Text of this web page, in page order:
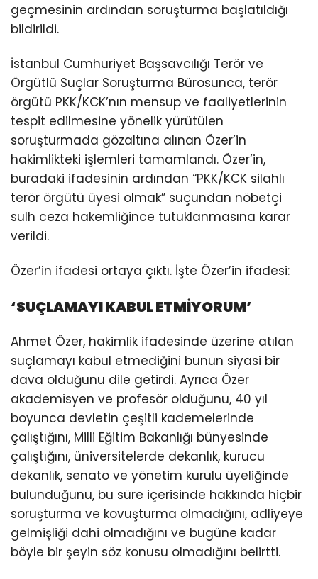
geçmesinin ardından soruşturma başlatıldığı
bildirildi.
İstanbul Cumhuriyet Başsavcılığı Terör ve
Örgütlü Suçlar Soruşturma Bürosunca, terör
örgütü PKK/KCK’nın mensup ve faaliyetlerinin
tespit edilmesine yönelik yürütülen
soruşturmada gözaltına alınan Özer’in
hakimlikteki işlemleri tamamlandı. Özer’in,
buradaki ifadesinin ardından “PKK/KCK silahlı
terör örgütü üyesi olmak” suçundan nöbetçi
sulh ceza hakemliğince tutuklanmasına karar
verildi.
Özer’in ifadesi ortaya çıktı. İşte Özer’in ifadesi:
‘SUÇLAMAYI KABUL ETMİYORUM’
Ahmet Özer, hakimlik ifadesinde üzerine atılan
suçlamayı kabul etmediğini bunun siyasi bir
dava olduğunu dile getirdi. Ayrıca Özer
akademisyen ve profesör olduğunu, 40 yıl
boyunca devletin çeşitli kademelerinde
çalıştığını, Milli Eğitim Bakanlığı bünyesinde
çalıştığını, üniversitelerde dekanlık, kurucu
dekanlık, senato ve yönetim kurulu üyeliğinde
bulunduğunu, bu süre içerisinde hakkında hiçbir
soruşturma ve kovuşturma olmadığını, adliyeye
gelmişliği dahi olmadığını ve bugüne kadar
böyle bir şeyin söz konusu olmadığını belirtti.